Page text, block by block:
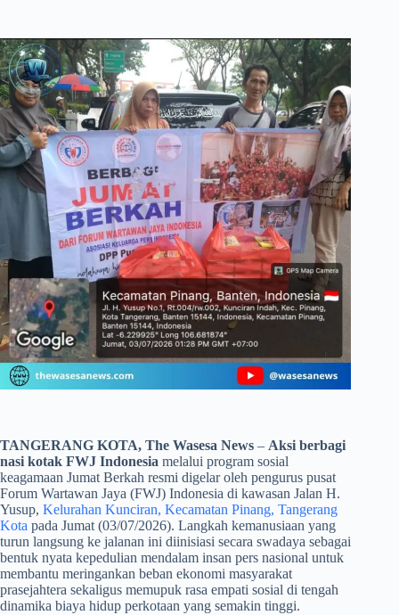
TANGERANG KOTA, The Wasesa News – Aksi berbagi
nasi kotak FWJ Indonesia melalui program sosial
keagamaan Jumat Berkah resmi digelar oleh pengurus pusat
Forum Wartawan Jaya (FWJ) Indonesia di kawasan Jalan H.
Yusup, Kelurahan Kunciran, Kecamatan Pinang, Tangerang
Kota pada Jumat (03/07/2026). Langkah kemanusiaan yang
turun langsung ke jalanan ini diinisiasi secara swadaya sebagai
bentuk nyata kepedulian mendalam insan pers nasional untuk
membantu meringankan beban ekonomi masyarakat
prasejahtera sekaligus memupuk rasa empati sosial di tengah
dinamika biaya hidup perkotaan yang semakin tinggi.